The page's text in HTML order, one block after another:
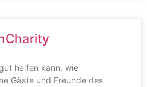
helfen kann, wie
Gäste und Freunde des